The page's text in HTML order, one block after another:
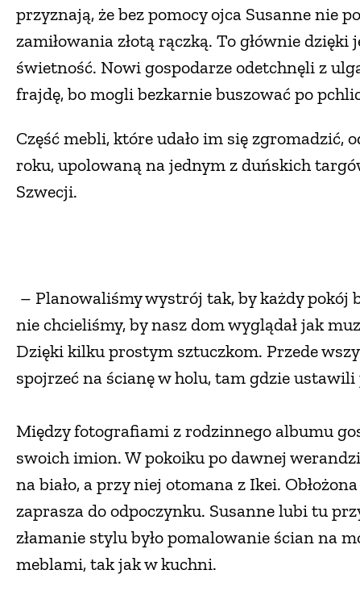
przyznają, że bez pomocy ojca Susanne nie
zamiłowania złotą rączką. To głównie
świetność. Nowi gospodarze odetchnęli z
frajdę, bo mogli bezkarnie buszować po
Część mebli, które udało im się zgromadzić,
roku, upolowaną na jednym z duńskich
Szwecji.
– Planowaliśmy wystrój tak, by każdy pokój
nie chcieliśmy, by nasz dom wyglądał jak
Dzięki kilku prostym sztuczkom. Przede
spojrzeć na ścianę w holu, tam gdzie
Między fotografiami z rodzinnego albumu
swoich imion. W pokoiku po dawnej
na biało, a przy niej otomana z Ikei.
zaprasza do odpoczynku. Susanne lubi tu
złamanie stylu było pomalowanie ścian na
meblami, tak jak w kuchni.